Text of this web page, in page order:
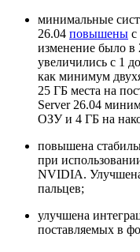
минимальные
26.04 повышены
изменение было в
увеличились с 1
как минимум
25 ГБ места на
Server 26.04
ОЗУ и 4 ГБ на
повышена
при
NVIDIA. Улучшена
пальцев;
улучшена
поставляемых в